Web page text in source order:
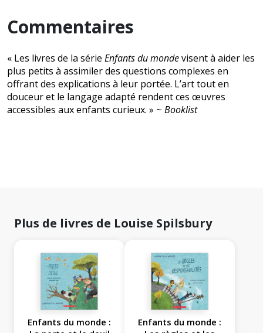
Commentaires
« Les livres de la série Enfants du mondevisent à aider les
plus petits à assimiler des questions complexes en
offrant des explications à leur portée. L’art tout en
douceur et le langage adapté rendent ces œuvres
accessibles aux enfants curieux. » ~ Booklist
Plus de livres de Louise Spilsbury
Enfants du monde :
Enfants du monde :